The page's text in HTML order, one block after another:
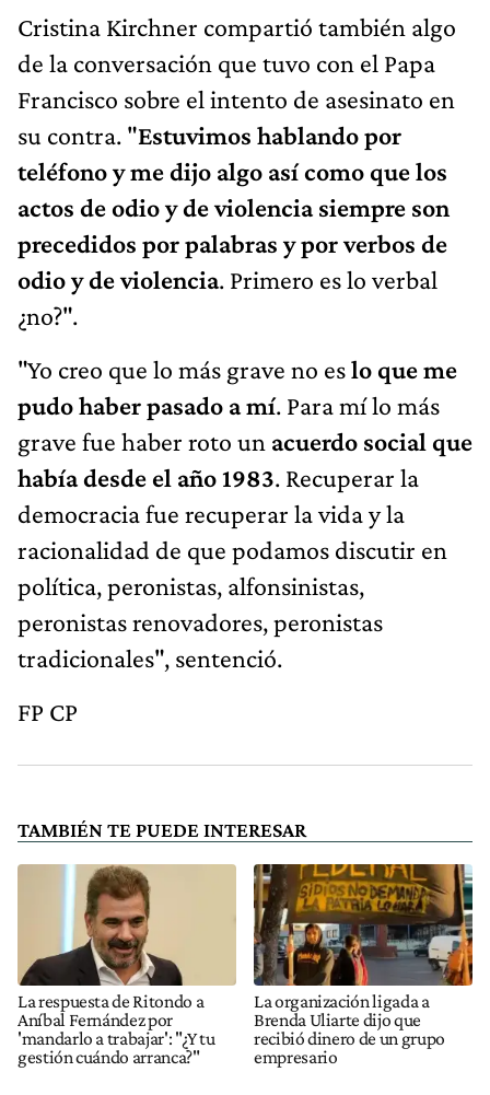
Cristina Kirchner compartió también algo
de la conversación que tuvo con el Papa
Francisco sobre el intento de asesinato en
su contra. "Estuvimos hablando por
teléfono y me dijo algo así como que los
actos de odio y de violencia siempre son
precedidos por palabras y por verbos de
odio y de violencia. Primero es lo verbal
¿no?".
"Yo creo que lo más grave no eslo que me
pudo haber pasado a mí. Para mí lo más
grave fue haber roto un acuerdo social que
había desde el año 1983. Recuperar la
democracia fue recuperar la vida y la
racionalidad de que podamos discutir en
política, peronistas, alfonsinistas,
peronistas renovadores, peronistas
tradicionales", sentenció.
FP CP
TAMBIÉN TE PUEDE INTERESAR
La respuesta de Ritondo a
Aníbal Fernández por
'mandarlo a trabajar': "¿Y tu
gestión cuándo arranca?"
La organización ligada a
Brenda Uliarte dijo que
recibió dinero de un grupo
empresario